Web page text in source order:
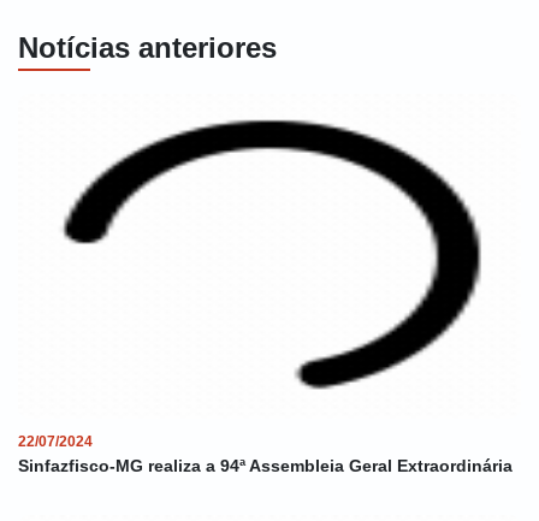
Notícias anteriores
22/07/2024
Sinfazfisco-MG realiza a 94ª Assembleia Geral Extraordinária